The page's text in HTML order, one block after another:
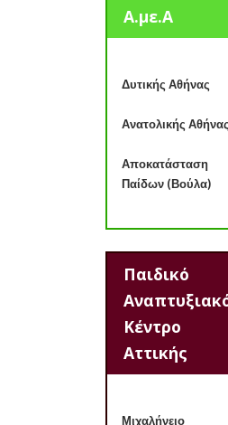
Α.με.Α
Δυτικής Αθήνας
Ανατολικής Αθήνας
Αποκατάσταση
Παίδων (Βούλα)
Παιδικό
Κέντρο
Αττικής
Μιχαλήνειο